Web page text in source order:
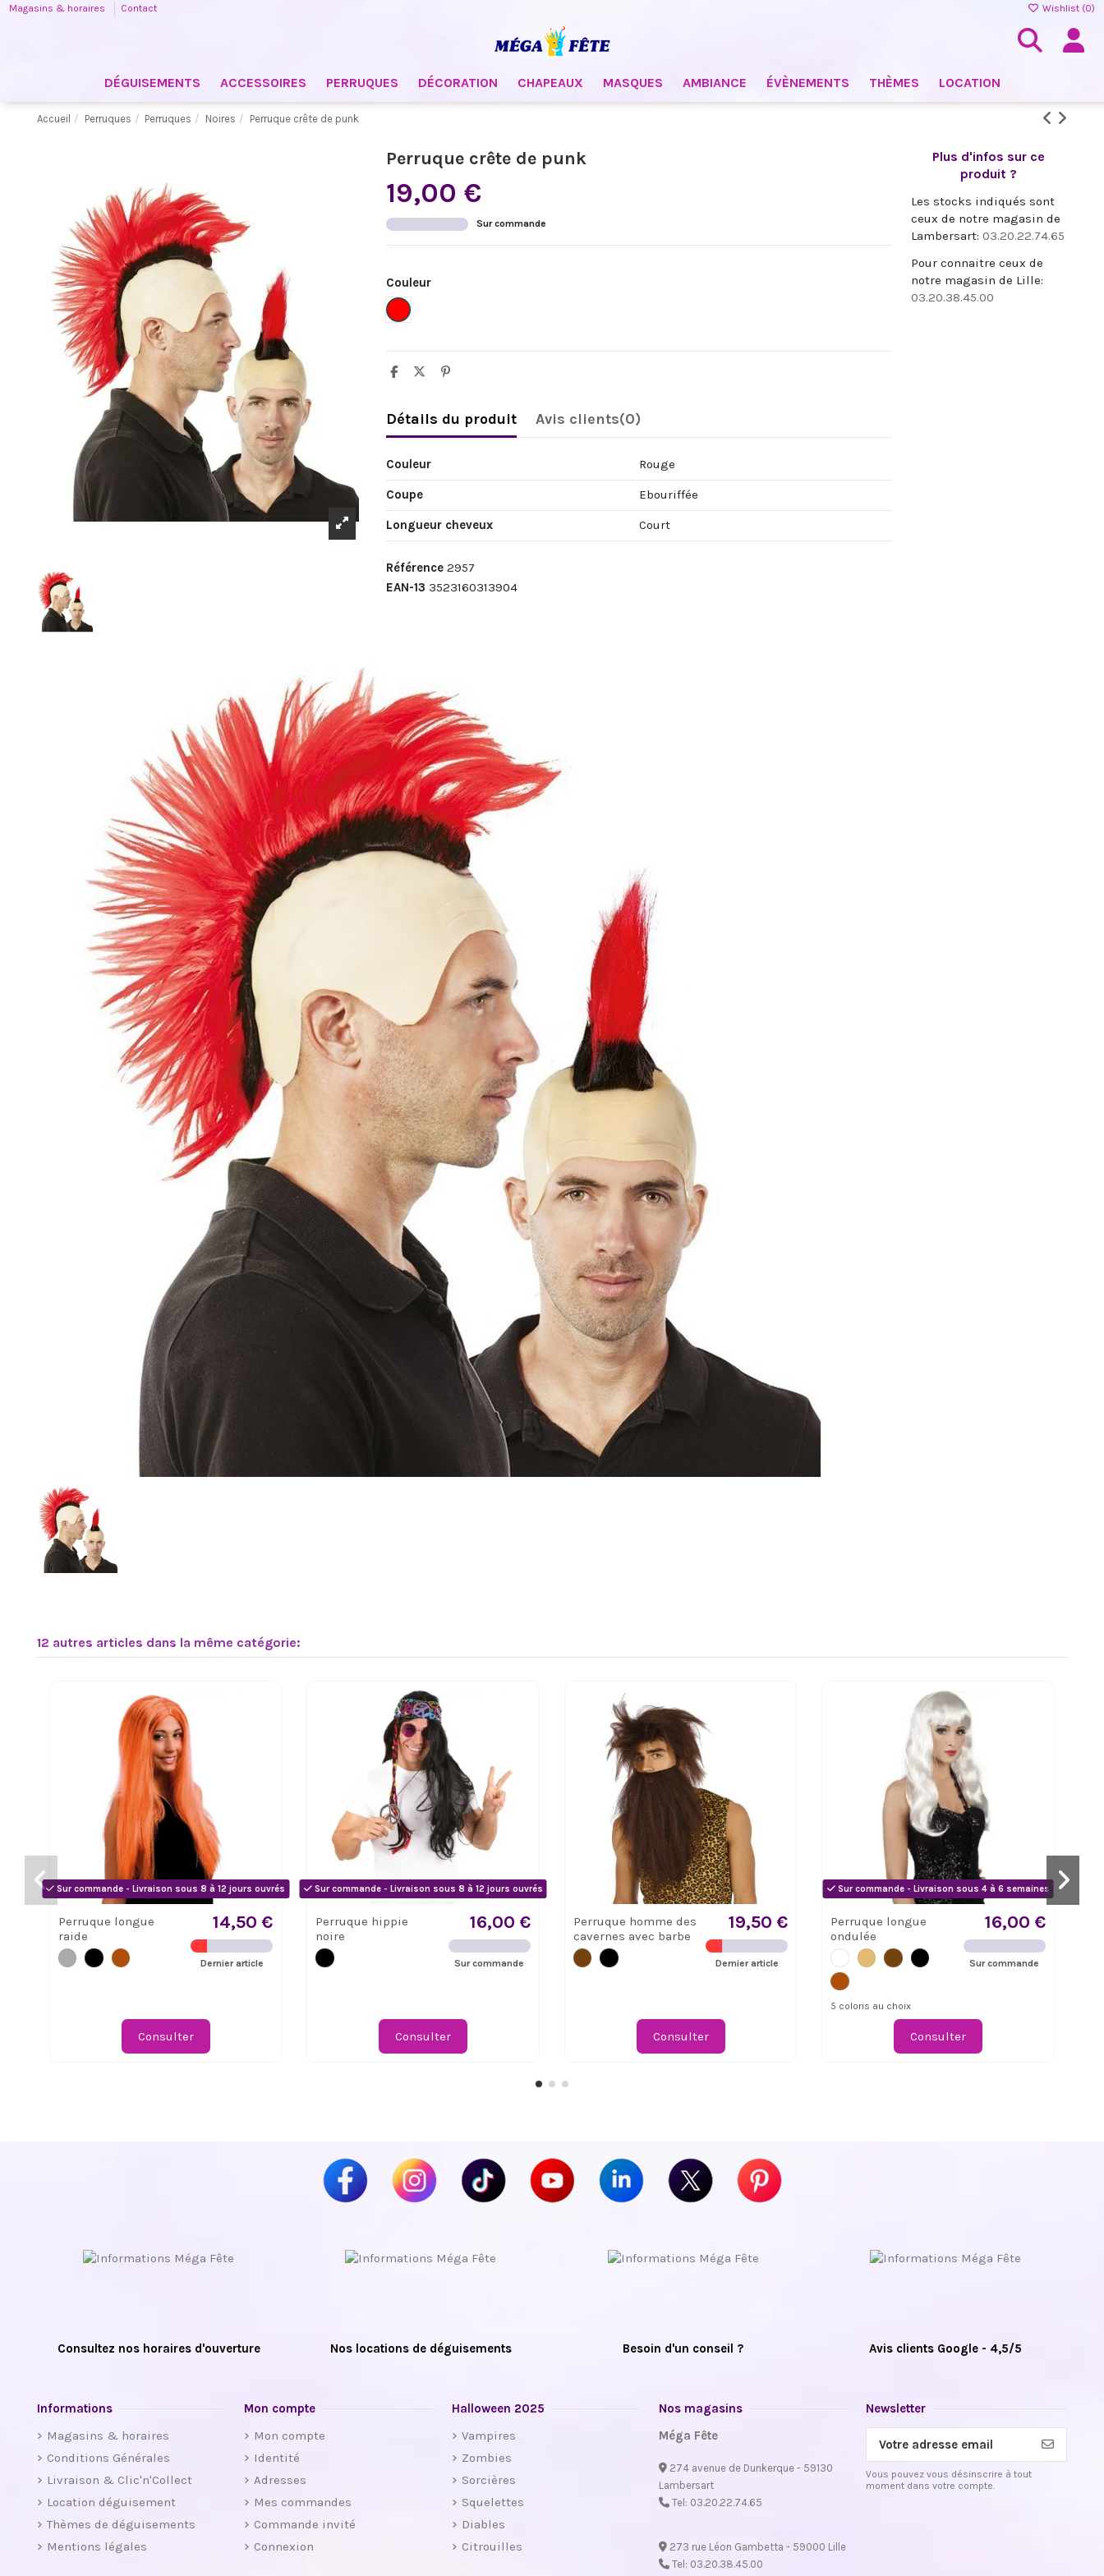
Magasins & horaires Contact Wishlist (0)
DÉGUISEMENTS ACCESSOIRES PERRUQUES DÉCORATION CHAPEAUX MASQUES AMBIANCE ÉVÈNEMENTS THÈMES LOCATION
Accueil Perruques Perruques Noires Perruque crête de punk
Perruque crête de punk
19,00 €
Sur commande
Couleur
Rouge
Détails du produit Avis clients(0)
Couleur Rouge
Coupe Ebouriffée
Longueur cheveux Court
Référence 2957
EAN-13 3523160313904
Plus d'infos sur ce
produit ?
Les stocks indiqués sont
ceux de notre magasin de
Lambersart: 03.20.22.74.65
Pour connaitre ceux de
notre magasin de Lille:
03.20.38.45.00
12 autres articles dans la même catégorie:
Sur commande - Livraison sous 8 à 12 jours ouvrés
Perruque longue
raide
14,50 €
Dernier article
Consulter
Sur commande - Livraison sous 8 à 12 jours ouvrés
Perruque hippie
noire
16,00 €
Sur commande
Consulter
Perruque homme des
cavernes avec barbe
19,50 €
Dernier article
Consulter
Sur commande - Livraison sous 4 à 6 semaines
Perruque longue
ondulée
16,00 €
Sur commande
5 coloris au choix
Consulter
Consultez nos horaires d'ouverture Nos locations de déguisements Besoin d'un conseil ? Avis clients Google - 4,5/5
Informations
Magasins & horaires
Conditions Générales
Livraison & Clic'n'Collect
Location déguisement
Thèmes de déguisements
Mentions légales
Mon compte
Mon compte
Identité
Adresses
Mes commandes
Commande invité
Connexion
Halloween 2025
Vampires
Zombies
Sorcières
Squelettes
Diables
Citrouilles
Nos magasins
Méga Fête
274 avenue de Dunkerque - 59130
Lambersart
Tel: 03.20.22.74.65
273 rue Léon Gambetta - 59000 Lille
Tel: 03.20.38.45.00
Newsletter
Vous pouvez vous désinscrire à tout
moment dans votre compte.